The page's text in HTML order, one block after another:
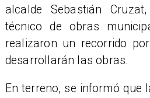
alcalde Sebastián
técnico de obras
realizaron un recorrido
desarrollarán las obras.
En terreno, se informó que